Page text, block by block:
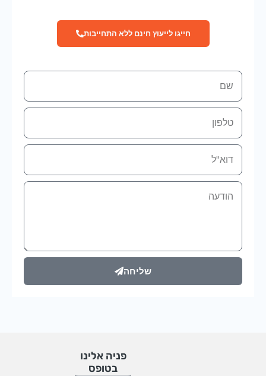
חייגו לייעוץ חינם ללא התחייבות
שליחה
פניה אלינו
בטופס